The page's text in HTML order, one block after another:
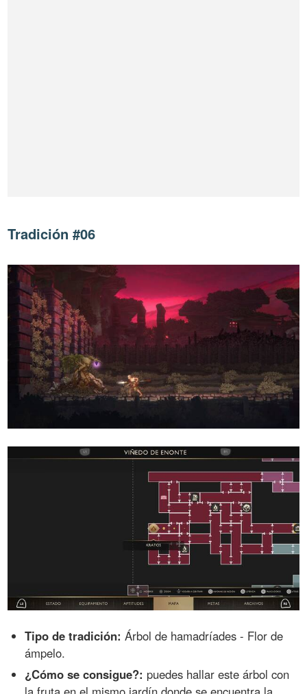
Tradición #06
Tipo de tradición: Árbol de hamadríades - Flor de
ámpelo.
¿Cómo se consigue?: puedes hallar este árbol con